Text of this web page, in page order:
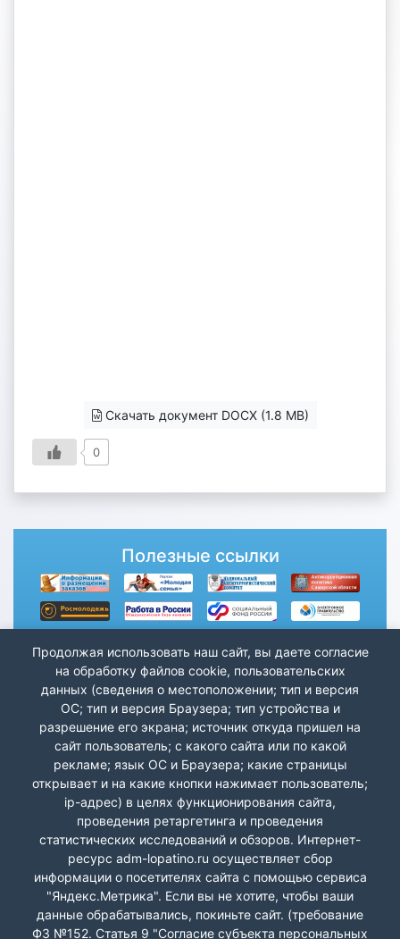
Скачать документ DOCX (1.8 MB)
0
Полезные ссылки
Лопатино СП Волжский р-н © 2026 г.
Продолжая использовать наш сайт, вы даете согласие
на обработку файлов cookie, пользовательских
данных (сведения о местоположении; тип и версия
ОС; тип и версия Браузера; тип устройства и
разрешение его экрана; источник откуда пришел на
сайт пользователь; с какого сайта или по какой
рекламе; язык ОС и Браузера; какие страницы
открывает и на какие кнопки нажимает пользователь;
ip-адрес) в целях функционирования сайта,
проведения ретаргетинга и проведения
статистических исследований и обзоров. Интернет-
ресурс adm-lopatino.ru осуществляет сбор
информации о посетителях сайта с помощью сервиса
"Яндекс.Метрика". Если вы не хотите, чтобы ваши
данные обрабатывались, покиньте сайт. (требование
ФЗ №152. Статья 9 "Согласие субъекта персональных